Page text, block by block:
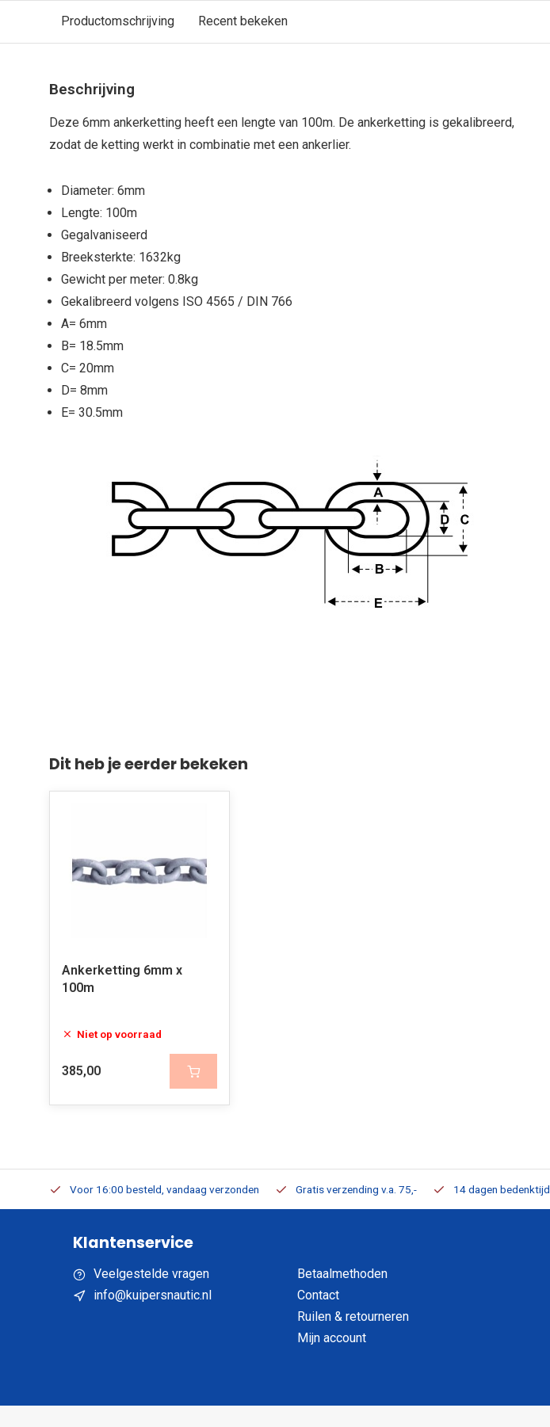
Productomschrijving Recent bekeken
Beschrijving
Deze 6mm ankerketting heeft een lengte van 100m. De ankerketting is gekalibreerd,
zodat de ketting werkt in combinatie met een ankerlier.
Diameter: 6mm
Lengte: 100m
Gegalvaniseerd
Breeksterkte: 1632kg
Gewicht per meter: 0.8kg
Gekalibreerd volgens ISO 4565 / DIN 766
A= 6mm
B= 18.5mm
C= 20mm
D= 8mm
E= 30.5mm
Dit heb je eerder bekeken
Ankerketting 6mm x
100m
Niet op voorraad
385,00
Voor 16:00 besteld, vandaag verzonden Gratis verzending v.a. 75,- 14 dagen bedenktijd
Klantenservice
Veelgestelde vragen
info@kuipersnautic.nl
Betaalmethoden
Contact
Ruilen & retourneren
Mijn account